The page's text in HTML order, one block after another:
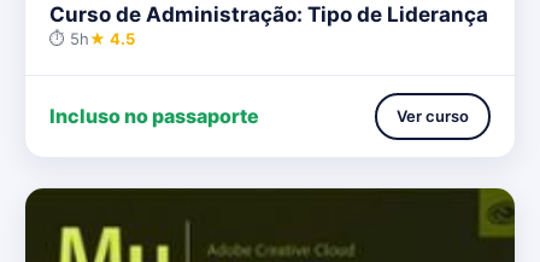
Curso de Administração: Tipo de Liderança
⏱ 5h★ 4.5
Incluso no passaporte Ver curso